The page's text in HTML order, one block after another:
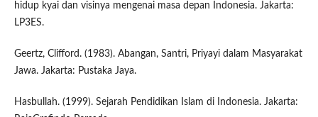
hidup kyai dan visinya mengenai masa depan Indonesia. Jakarta:
LP3ES.
Geertz, Clifford. (1983). Abangan, Santri, Priyayi dalam Masyarakat
Jawa. Jakarta: Pustaka Jaya.
Hasbullah. (1999). Sejarah Pendidikan Islam di Indonesia. Jakarta: